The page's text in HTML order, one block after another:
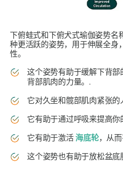
下俯蛙式和下俯犬式瑜伽姿势名
种更活跃的姿势，用于伸展全身
性。
这个姿势有助于缓解下背
背部肌肉的力量。.
它对久坐和髋部肌肉紧张的
它有助于通过呼吸来提高
它有助于激活海底轮，从而
这个姿势也有助于放松盆底